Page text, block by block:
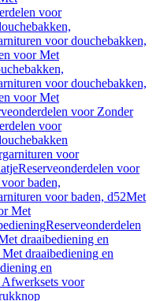
voor
voor douchebakken,
voor Met
voor douchebakken,
voor Met
voor Zonder
voor
voor
Reserveonderdelen voor
baden,
voor baden, d52Met
Met
Reserveonderdelen
draaibediening en
draaibediening en
en
Afwerksets voor